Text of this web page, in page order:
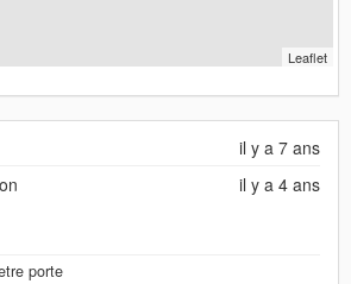
Leaflet
il y a 7 ans
il y a 4 ans
porte